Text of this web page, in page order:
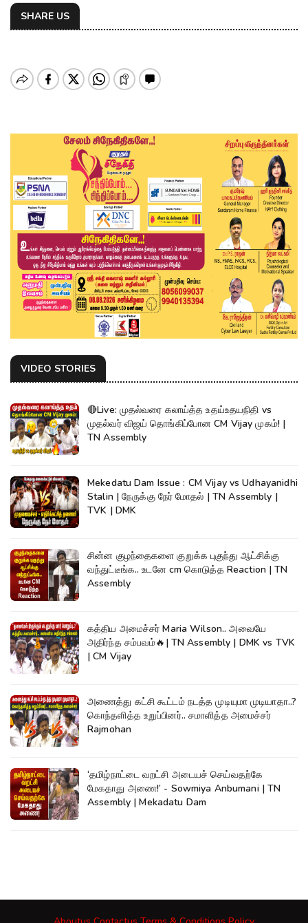
SHARE US
VIDEO STORIES
🔴Live: முதல்வரை கலாய்த்த உதய்உதயநிதி vs
முதல்வர் விஜய் தொங்கிப்போன CM Vijay முகம்! |
TN Assembly
Mekedatu Dam Issue : CM Vijay vs Udhayanidhi
Stalin | நேருக்கு நேர் மோதல் | TN Assembly |
TVK | DMK
சின்ன குழந்தைகளை குறுக்க புகுந்து ஆட்சிக்கு
வந்துட்டீங்க.. உடனே cm கொடுத்த Reaction | TN
Assembly
கத்திய அமைச்சர் Maria Wilson.. அவையே
அதிர்ந்த சம்பவம்🔥| TN Assembly | DMK vs TVK
| CM Vijay
அணைத்து கட்சி கூட்டம் நடத்த முடியுமா முடியாதா..?
கொந்தளித்த உறுப்பினர்.. சமாளித்த அமைச்சர்
Rajmohan
‘தமிழ்நாட்டை வறட்சி அடையச் செய்வதற்கே
மேகதாது அணை!’ - Sowmiya Anbumani | TN
Assembly | Mekadatu Dam